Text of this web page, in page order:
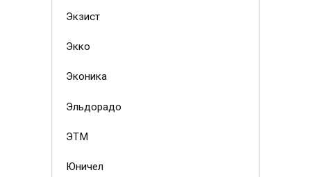
Экзист
Экко
Эконика
Эльдорадо
ЭТМ
Юничел